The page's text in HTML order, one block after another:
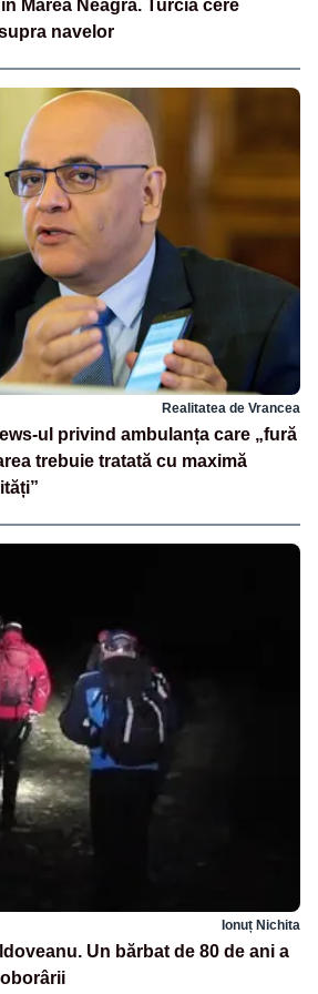
Marea Neagră. Turcia cere
navelor
Realitatea de Vrancea
ul privind ambulanța care „fură
trebuie tratată cu maximă
Ionuț Nichita
Un bărbat de 80 de ani a